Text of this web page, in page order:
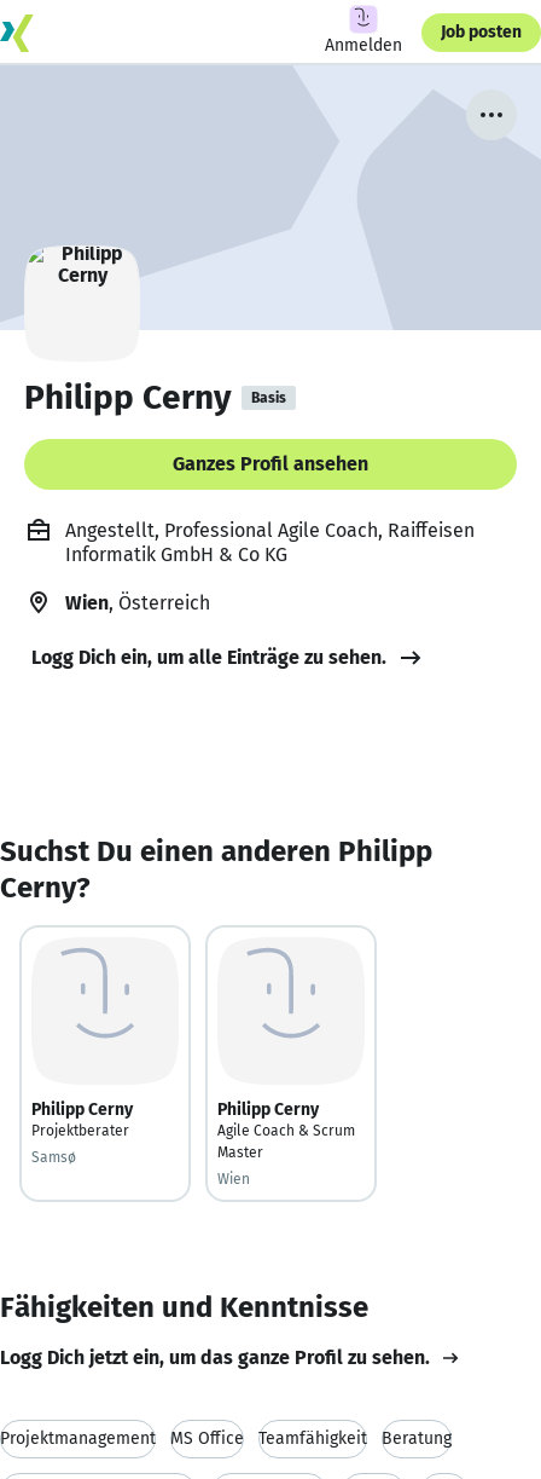
Anmelden
Job posten
Philipp Cerny Basis
Ganzes Profil ansehen
Angestellt, Professional Agile Coach, Raiffeisen
Informatik GmbH & Co KG
Wien, Österreich
Logg Dich ein, um alle Einträge zu sehen.
Suchst Du einen anderen Philipp
Cerny?
Philipp Cerny
Projektberater
Samsø
Philipp Cerny
Agile Coach & Scrum
Master
Wien
Fähigkeiten und Kenntnisse
Logg Dich jetzt ein, um das ganze Profil zu sehen.
Projektmanagement MS Office Teamfähigkeit Beratung